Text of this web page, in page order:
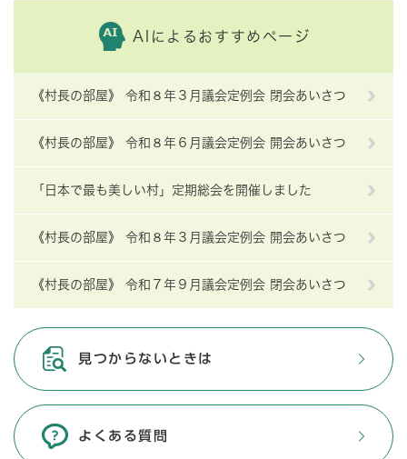
AIによるおすすめページ
《村長の部屋》 令和８年３月議会定例会 閉会あいさつ
《村長の部屋》 令和８年６月議会定例会 開会あいさつ
「日本で最も美しい村」定期総会を開催しました
《村長の部屋》 令和８年３月議会定例会 開会あいさつ
《村長の部屋》 令和７年９月議会定例会 閉会あいさつ
見つからないときは
よくある質問